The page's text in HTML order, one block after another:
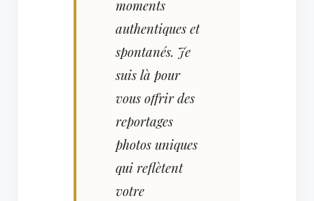
moments
authentiques et
spontanés. Je
suis là pour
vous offrir des
reportages
photos uniques
qui reflètent
votre